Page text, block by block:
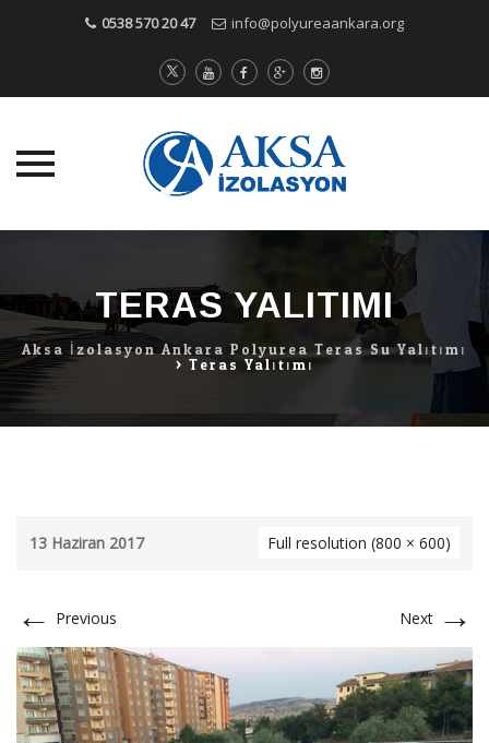
0538 570 20 47 info@polyureaankara.org
content
TERAS YALITIMI
Aksa İzolasyon Ankara Polyurea Teras Su Yalıtımı
> Teras Yalıtımı
13 Haziran 2017 Full resolution (800 × 600)
← Previous Next →